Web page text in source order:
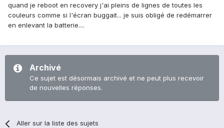
quand je reboot en recovery j'ai pleins de lignes de toutes les
couleurs comme si l'écran buggait... je suis obligé de redémarrer
en enlevant la batterie....
Archivé
Ce sujet est désormais archivé et ne peut plus recevoir
de nouvelles réponses.
Aller sur la liste des sujets